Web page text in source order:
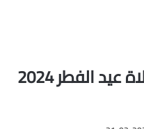
موعد وأماكن إقامة صلاة عيد الفطر 2024